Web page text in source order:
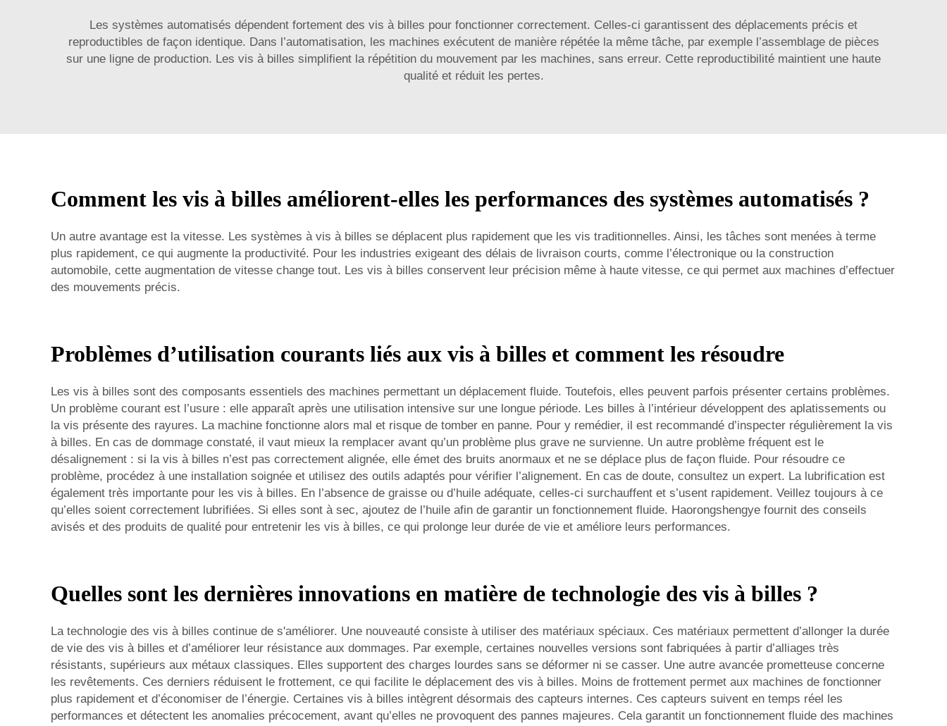
Les systèmes automatisés dépendent fortement des vis à billes pour fonctionner correctement. Celles-ci garantissent des déplacements précis et
reproductibles de façon identique. Dans l’automatisation, les machines exécutent de manière répétée la même tâche, par exemple l’assemblage de pièces
sur une ligne de production. Les vis à billes simplifient la répétition du mouvement par les machines, sans erreur. Cette reproductibilité maintient une haute
qualité et réduit les pertes.
Comment les vis à billes améliorent-elles les performances des systèmes automatisés ?
Un autre avantage est la vitesse. Les systèmes à vis à billes se déplacent plus rapidement que les vis traditionnelles. Ainsi, les tâches sont menées à terme
plus rapidement, ce qui augmente la productivité. Pour les industries exigeant des délais de livraison courts, comme l’électronique ou la construction
automobile, cette augmentation de vitesse change tout. Les vis à billes conservent leur précision même à haute vitesse, ce qui permet aux machines d’effectuer
des mouvements précis.
Problèmes d’utilisation courants liés aux vis à billes et comment les résoudre
Les vis à billes sont des composants essentiels des machines permettant un déplacement fluide. Toutefois, elles peuvent parfois présenter certains problèmes.
Un problème courant est l’usure : elle apparaît après une utilisation intensive sur une longue période. Les billes à l’intérieur développent des aplatissements ou
la vis présente des rayures. La machine fonctionne alors mal et risque de tomber en panne. Pour y remédier, il est recommandé d’inspecter régulièrement la vis
à billes. En cas de dommage constaté, il vaut mieux la remplacer avant qu’un problème plus grave ne survienne. Un autre problème fréquent est le
désalignement : si la vis à billes n’est pas correctement alignée, elle émet des bruits anormaux et ne se déplace plus de façon fluide. Pour résoudre ce
problème, procédez à une installation soignée et utilisez des outils adaptés pour vérifier l’alignement. En cas de doute, consultez un expert. La lubrification est
également très importante pour les vis à billes. En l’absence de graisse ou d’huile adéquate, celles-ci surchauffent et s’usent rapidement. Veillez toujours à ce
qu’elles soient correctement lubrifiées. Si elles sont à sec, ajoutez de l’huile afin de garantir un fonctionnement fluide. Haorongshengye fournit des conseils
avisés et des produits de qualité pour entretenir les vis à billes, ce qui prolonge leur durée de vie et améliore leurs performances.
Quelles sont les dernières innovations en matière de technologie des vis à billes ?
La technologie des vis à billes continue de s'améliorer. Une nouveauté consiste à utiliser des matériaux spéciaux. Ces matériaux permettent d’allonger la durée
de vie des vis à billes et d’améliorer leur résistance aux dommages. Par exemple, certaines nouvelles versions sont fabriquées à partir d’alliages très
résistants, supérieurs aux métaux classiques. Elles supportent des charges lourdes sans se déformer ni se casser. Une autre avancée prometteuse concerne
les revêtements. Ces derniers réduisent le frottement, ce qui facilite le déplacement des vis à billes. Moins de frottement permet aux machines de fonctionner
plus rapidement et d’économiser de l’énergie. Certaines vis à billes intègrent désormais des capteurs internes. Ces capteurs suivent en temps réel les
performances et détectent les anomalies précocement, avant qu’elles ne provoquent des pannes majeures. Cela garantit un fonctionnement fluide des machines